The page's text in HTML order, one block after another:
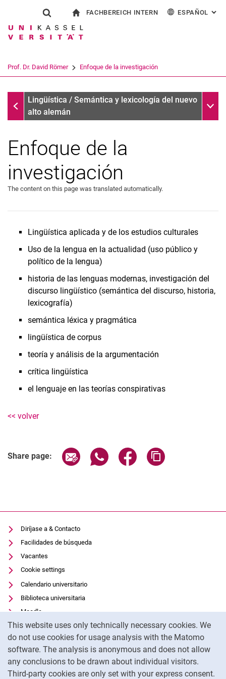
Jump directly to: content
Jump directly to: search
Jump directly to: main
This website uses only technically necessary cookies. We
do not use cookies for usage analysis with the Matomo
software. The analysis is anonymous and does not allow
any conclusions to be drawn about individual visitors.
Third-party cookies are only set with your express consent.
Show search form
Search term
Search (opens an external link in a
FACHBEREICH INTERN ESPAÑOL :
Prof. Dr. David Römer Enfoque de la investigación
Prof. Dr. David Römer
Lingüística / Semántica y lexicología del nuevo
alto alemán
Enfoque de la investigación
Cursos
Publicaciones
Enfoque de la
investigación
The content on this page was translated automatically.
Lingüística aplicada y de los estudios culturales
Uso de la lengua en la actualidad (uso público y
político de la lengua)
historia de las lenguas modernas, investigación del
discurso lingüístico (semántica del discurso, historia,
lexicografía)
semántica léxica y pragmática
lingüística de corpus
teoría y análisis de la argumentación
crítica lingüística
el lenguaje en las teorías conspirativas
<< volver
Share page: Share page via email
Share page via WhatsApp
Share page via
Diríjase a & Contacto
Facilidades de búsqueda
Vacantes
Cookie settings
Calendario universitario
Biblioteca universitaria
Moodle
Panopto
Protección de datos
Accesibilidad